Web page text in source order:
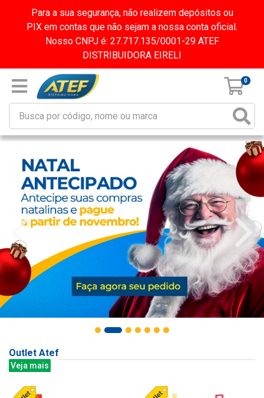
Para a sua segurança, não realizem depósitos ou
PIX em contas que não sejam a nossa conta oficial.
Nosso CNPJ é: 27.717.135/0001-29 ATEF
DISTRIBUIDORA EIRELI
0
Outlet Atef
Veja mais